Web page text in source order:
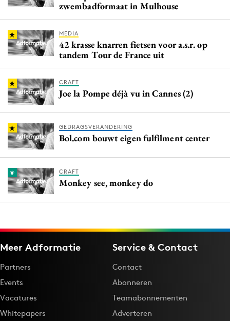
zwembadformaat in Mulhouse
MEDIA
42 krasse knarren fietsen voor a.s.r. op
tandem Tour de France uit
CRAFT
Joe la Pompe déjà vu in Cannes (2)
GEDRAGSVERANDERING
Bol.com bouwt eigen fulfilment center
CRAFT
Monkey see, monkey do
Meer Adformatie
Partners
Events
Vacatures
Whitepapers
Service & Contact
Contact
Abonneren
Teamabonnementen
Adverteren